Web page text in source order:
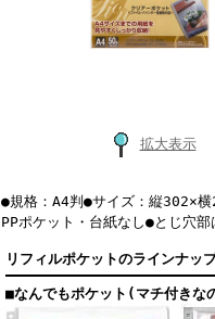
拡大表示
●規格：A4判●サイズ：縦302×横
PPポケット・台紙なし●とじ穴
リフィルポケットのラインナッ
■なんでもポケット(マチ付きな